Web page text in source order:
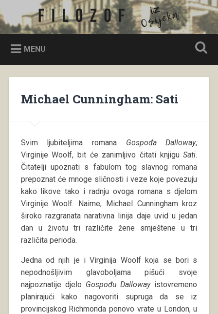
to
content
Search
Filozof iz Osijeka
MENU
Michael Cunningham: Sati
Svim ljubiteljima romana Gospođa Dalloway,
Virginije Woolf, bit će zanimljivo čitati knjiguSati.
Čitatelji upoznati s fabulom tog slavnog romana
prepoznat će mnoge sličnosti i veze koje povezuju
kako likove tako i radnju ovoga romana s djelom
Virginije Woolf. Naime, Michael Cunningham kroz
široko razgranata narativna linija daje uvid u jedan
dan u životu tri različite žene smještene u tri
različita perioda.
Jedna od njih je i Virginija Woolf koja se bori s
nepodnošljivim glavoboljama pišući svoje
najpoznatije djelo Gospođu Dallowayistovremeno
planirajući kako nagovoriti supruga da se iz
provincijskog Richmonda ponovo vrate u London, u